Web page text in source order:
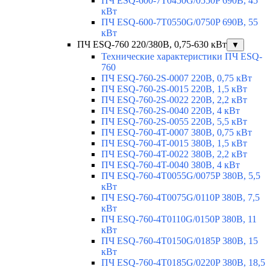
кВт
ПЧ ESQ-600-7T0550G/0750P 690В, 55
кВт
ПЧ ESQ-760 220/380В, 0,75-630 кВт
▼
Технические характеристики ПЧ ESQ-
760
ПЧ ESQ-760-2S-0007 220В, 0,75 кВт
ПЧ ESQ-760-2S-0015 220В, 1,5 кВт
ПЧ ESQ-760-2S-0022 220В, 2,2 кВт
ПЧ ESQ-760-2S-0040 220В, 4 кВт
ПЧ ESQ-760-2S-0055 220В, 5,5 кВт
ПЧ ESQ-760-4T-0007 380В, 0,75 кВт
ПЧ ESQ-760-4T-0015 380В, 1,5 кВт
ПЧ ESQ-760-4T-0022 380В, 2,2 кВт
ПЧ ESQ-760-4T-0040 380В, 4 кВт
ПЧ ESQ-760-4T0055G/0075P 380В, 5,5
кВт
ПЧ ESQ-760-4T0075G/0110P 380В, 7,5
кВт
ПЧ ESQ-760-4T0110G/0150P 380В, 11
кВт
ПЧ ESQ-760-4T0150G/0185P 380В, 15
кВт
ПЧ ESQ-760-4T0185G/0220P 380В, 18,5